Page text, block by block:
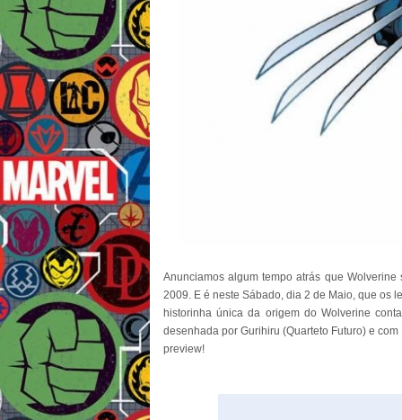
Anunciamos algum tempo atrás que Wolverine
2009. E é neste Sábado, dia 2 de Maio, que os
historinha única da origem do Wolverine
desenhada por Gurihiru (Quarteto Futuro) e
preview!